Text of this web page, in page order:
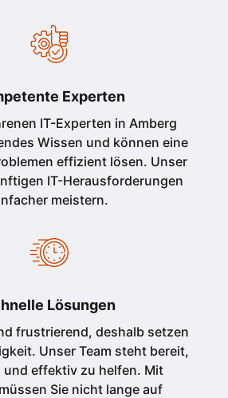
Experten
IT-Experten in Amberg
Wissen und können eine
effizient lösen. Unser
IT-Herausforderungen
meistern.
Lösungen
frustrierend, deshalb setzen
Unser Team steht bereit,
und effektiv zu helfen. Mit
Sie nicht lange auf